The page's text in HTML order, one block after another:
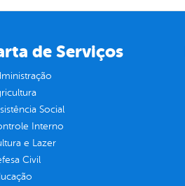
de Serviços
Social
Interno
e Lazer
Civil